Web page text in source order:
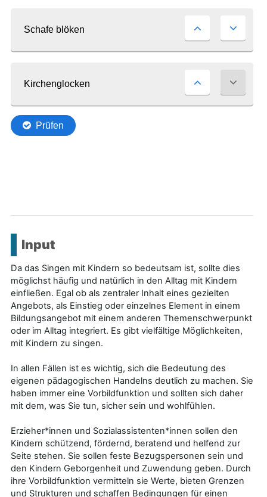
Input
Da das Singen mit Kindern so bedeutsam ist, sollte dies
möglichst häufig und natürlich in den Alltag mit Kindern
einfließen. Egal ob als zentraler Inhalt eines gezielten
Angebots, als Einstieg oder einzelnes Element in einem
Bildungsangebot mit einem anderen Themenschwerpunkt
oder im Alltag integriert. Es gibt vielfältige Möglichkeiten,
mit Kindern zu singen.
In allen Fällen ist es wichtig, sich die Bedeutung des
eigenen pädagogischen Handelns deutlich zu machen. Sie
haben immer eine Vorbildfunktion und sollten sich daher
mit dem, was Sie tun, sicher sein und wohlfühlen.
Erzieher*innen und Sozialassistenten*innen sollen den
Kindern schützend, fördernd, beratend und helfend zur
Seite stehen. Sie sollen feste Bezugspersonen sein und
den Kindern Geborgenheit und Zuwendung geben. Durch
ihre Vorbildfunktion vermitteln sie Werte, bieten Grenzen
und Strukturen und schaffen Bedingungen für einen